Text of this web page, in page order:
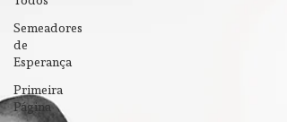
Semeadores
de
Esperança
Primeira
Página